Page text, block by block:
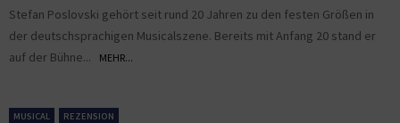
Stefan Poslovski gehört seit rund 20 Jahren zu den festen Größen in
der deutschsprachigen Musicalszene. Bereits mit Anfang 20 stand er
auf der Bühne...
MEHR...
MUSICAL REZENSION